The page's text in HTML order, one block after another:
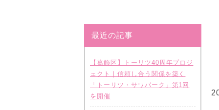
最近の記事
【葛飾区】トーリツ40周年プロジ
ェクト｜信頼し合う関係を築く
「トーリツ・サワパーク」第1回
を開催